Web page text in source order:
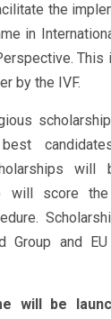
the
in
by the IVF.
will score
Group and EU
will be